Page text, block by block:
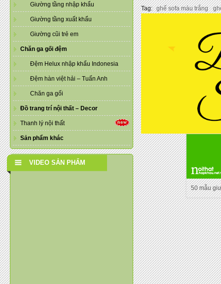
Giường tầng nhập khẩu
Giường tầng xuất khẩu
Giường cũi trẻ em
Chăn ga gối đệm
Đệm Helux nhập khẩu Indonesia
Đệm hàn việt hải – Tuấn Anh
Chăn ga gối
Đồ trang trí nội thất – Decor
Thanh lý nội thất
Sản phẩm khác
VIDEO SẢN PHẨM
Tag: ghế sofa màu trắng
50 mẫu